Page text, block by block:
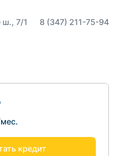
ш., 7/1 8 (347) 211-75-94
кредит